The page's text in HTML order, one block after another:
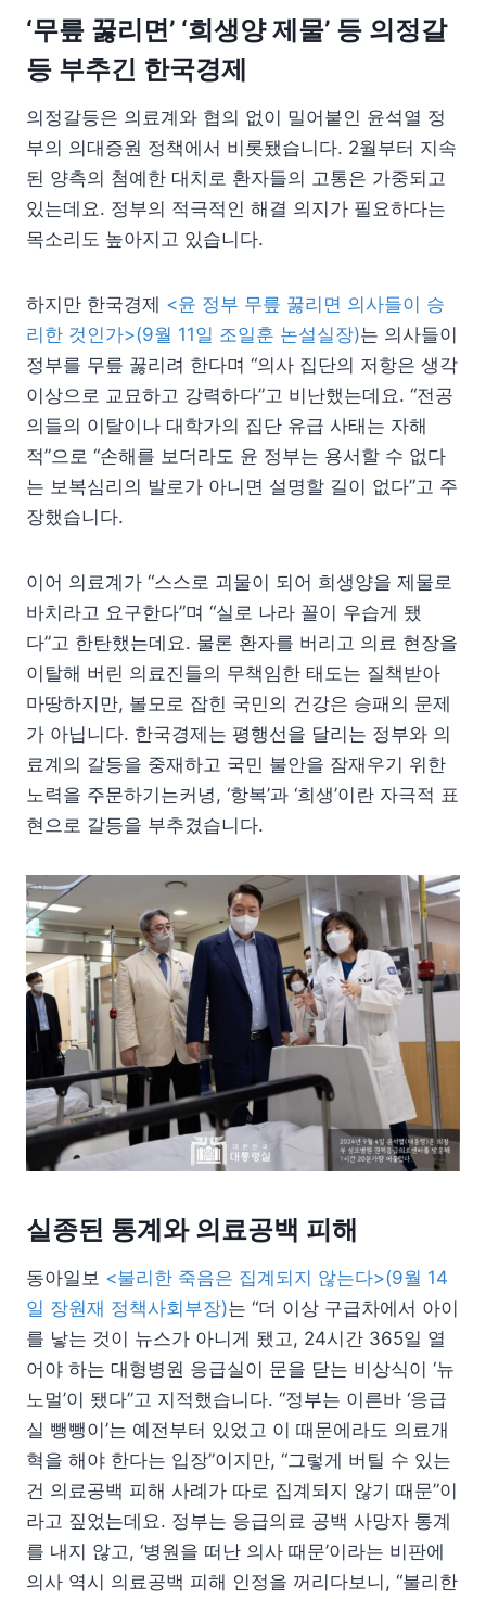
‘무릎 꿇리면’ ‘희생양 제물’ 등 의정갈
등 부추긴 한국경제
의정갈등은 의료계와 협의 없이 밀어붙인 윤석열 정
부의 의대증원 정책에서 비롯됐습니다. 2월부터 지속
된 양측의 첨예한 대치로 환자들의 고통은 가중되고
있는데요. 정부의 적극적인 해결 의지가 필요하다는
목소리도 높아지고 있습니다.
하지만 한국경제 <윤 정부 무릎 꿇리면 의사들이 승
리한 것인가>(9월 11일 조일훈 논설실장)는 의사들이
정부를 무릎 꿇리려 한다며 “의사 집단의 저항은 생각
이상으로 교묘하고 강력하다”고 비난했는데요. “전공
의들의 이탈이나 대학가의 집단 유급 사태는 자해
적”으로 “손해를 보더라도 윤 정부는 용서할 수 없다
는 보복심리의 발로가 아니면 설명할 길이 없다”고 주
장했습니다.
이어 의료계가 “스스로 괴물이 되어 희생양을 제물로
바치라고 요구한다”며 “실로 나라 꼴이 우습게 됐
다”고 한탄했는데요. 물론 환자를 버리고 의료 현장을
이탈해 버린 의료진들의 무책임한 태도는 질책받아
마땅하지만, 볼모로 잡힌 국민의 건강은 승패의 문제
가 아닙니다. 한국경제는 평행선을 달리는 정부와 의
료계의 갈등을 중재하고 국민 불안을 잠재우기 위한
노력을 주문하기는커녕, ‘항복’과 ‘희생’이란 자극적 표
현으로 갈등을 부추겼습니다.
실종된 통계와 의료공백 피해
동아일보 <불리한 죽음은 집계되지 않는다>(9월 14
일 장원재 정책사회부장)는 “더 이상 구급차에서 아이
를 낳는 것이 뉴스가 아니게 됐고, 24시간 365일 열
어야 하는 대형병원 응급실이 문을 닫는 비상식이 ‘뉴
노멀’이 됐다”고 지적했습니다. “정부는 이른바 ‘응급
실 뺑뺑이’는 예전부터 있었고 이 때문에라도 의료개
혁을 해야 한다는 입장”이지만, “그렇게 버틸 수 있는
건 의료공백 피해 사례가 따로 집계되지 않기 때문”이
라고 짚었는데요. 정부는 응급의료 공백 사망자 통계
를 내지 않고, ‘병원을 떠난 의사 때문’이라는 비판에
의사 역시 의료공백 피해 인정을 꺼리다보니, “불리한